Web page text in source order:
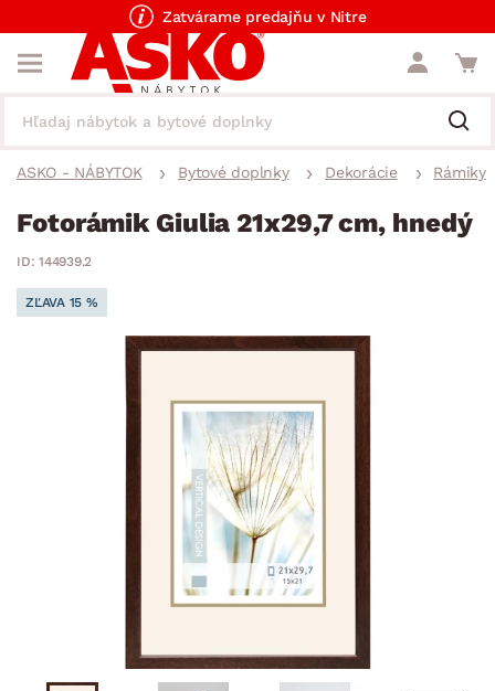
Zatvárame predajňu v Nitre
ASKO - NÁBYTOK Bytové doplnky Dekorácie Rámiky
Fotorámik Giulia 21x29,7 cm, hnedý
ID: 144939.2
ZĽAVA 15 %